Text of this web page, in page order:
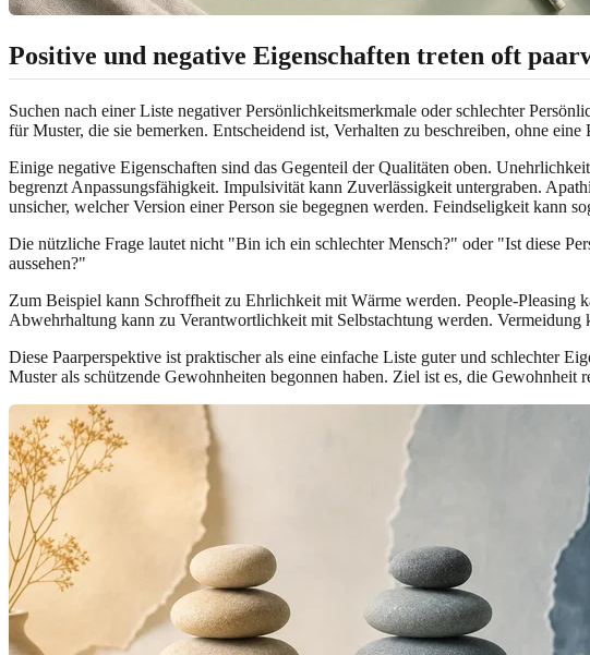
Positive und negative Eigenschaften treten oft
Suchen nach einer Liste negativer Persönlichkeitsmerkmale oder schlechter
für Muster, die sie bemerken. Entscheidend ist, Verhalten zu beschreiben, ohne
Einige negative Eigenschaften sind das Gegenteil der Qualitäten oben.
begrenzt Anpassungsfähigkeit. Impulsivität kann Zuverlässigkeit untergraben.
unsicher, welcher Version einer Person sie begegnen werden. Feindseligkeit kann
Die nützliche Frage lautet nicht "Bin ich ein schlechter Mensch?" oder "Ist diese
aussehen?"
Zum Beispiel kann Schroffheit zu Ehrlichkeit mit Wärme werden. People-
Abwehrhaltung kann zu Verantwortlichkeit mit Selbstachtung werden.
Diese Paarperspektive ist praktischer als eine einfache Liste guter und schlechter
Muster als schützende Gewohnheiten begonnen haben. Ziel ist es, die Gewohnheit